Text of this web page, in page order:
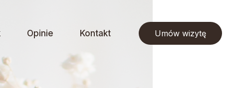
Opinie Kontakt Umów wizytę